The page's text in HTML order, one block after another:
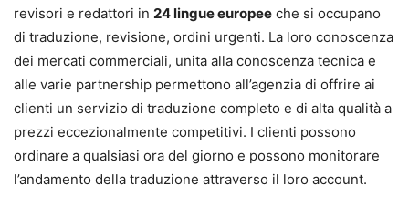
revisori e redattori in 24 lingue europee che si occupano
di traduzione, revisione, ordini urgenti. La loro conoscenza
dei mercati commerciali, unita alla conoscenza tecnica e
alle varie partnership permettono all’agenzia di offrire ai
clienti un servizio di traduzione completo e di alta qualità a
prezzi eccezionalmente competitivi. I clienti possono
ordinare a qualsiasi ora del giorno e possono monitorare
l’andamento della traduzione attraverso il loro account.